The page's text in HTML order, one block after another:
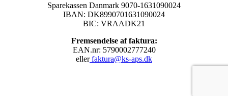
Sparekassen Danmark 9070-1631090024
IBAN: DK8990701631090024
BIC: VRAADK21
Fremsendelse af faktura:
EAN.nr: 5790002777240
ellerfaktura@ks-aps.dk